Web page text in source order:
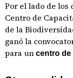
Por el lado de los
Centro de
de la
ganó la
para un centro de